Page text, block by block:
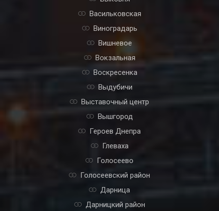
Васильковская
Виноградарь
Вишневое
Вокзальная
Воскресенка
Выдубичи
Выставочный центр
Вышгород
Героев Днепра
Глеваха
Голосеево
Голосеевский район
Дарница
Дарницкий район